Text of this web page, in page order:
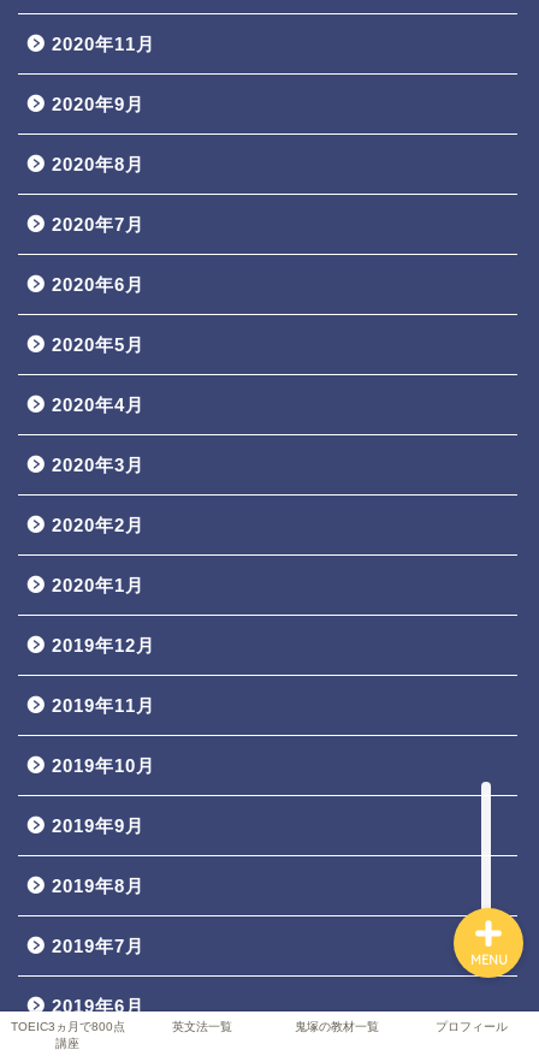
2020年11月
2020年9月
2020年8月
2020年7月
2020年6月
2020年5月
2020年4月
2020年3月
2020年2月
2020年1月
2019年12月
2019年11月
2019年10月
2019年9月
2019年8月
2019年7月
2019年6月
TOEIC3ヵ月で800点
講座
英文法一覧 鬼塚の教材一覧 プロフィール
MENU
TOEIC3ヵ月で800点講座